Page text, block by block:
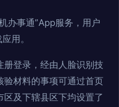
办事通”App服务，用户
用。
册登录，经由人脸识别技
验材料的事项可通过首页
及下辖县区下均设置了